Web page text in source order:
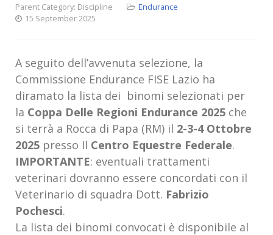
Parent Category: Discipline
Endurance
15 September 2025
A seguito dell’avvenuta selezione, la
Commissione Endurance FISE Lazio ha
diramato la lista dei binomi selezionati per
la Coppa Delle Regioni Endurance 2025 che
si terrà a Rocca di Papa (RM) il 2-3-4 Ottobre
2025 presso Il Centro Equestre Federale.
IMPORTANTE: eventuali trattamenti
veterinari dovranno essere concordati con il
Veterinario di squadra Dott. Fabrizio
Pochesci.
La lista dei binomi convocati è disponibile al